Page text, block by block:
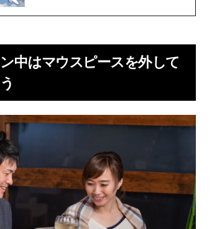
中はマウスピースを外して